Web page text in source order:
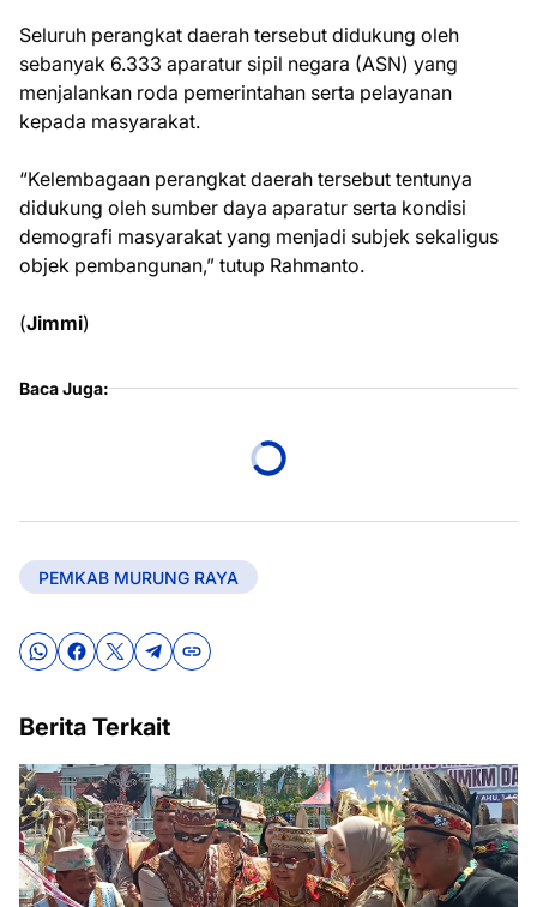
Seluruh perangkat daerah tersebut didukung oleh
sebanyak 6.333 aparatur sipil negara (ASN) yang
menjalankan roda pemerintahan serta pelayanan
kepada masyarakat.
“Kelembagaan perangkat daerah tersebut tentunya
didukung oleh sumber daya aparatur serta kondisi
demografi masyarakat yang menjadi subjek sekaligus
objek pembangunan,” tutup Rahmanto.
(Jimmi)
Baca Juga:
PEMKAB MURUNG RAYA
Berita Terkait